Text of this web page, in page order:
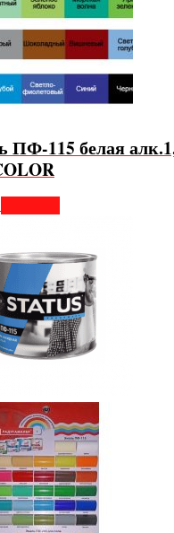
ПФ-115 белая